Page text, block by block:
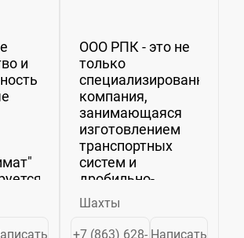
и
ООО РПК - это не
только
специализированная
компания,
занимающаяся
изготовлением
транспортных
систем и
дробильно-
сортировочного
оборудования.
Мы также
Шахты
+7 (863) 628- Написать